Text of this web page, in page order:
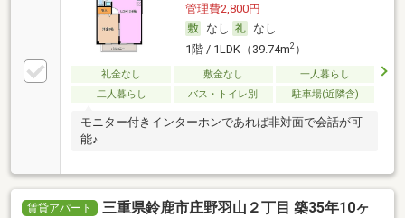
管理費2,800円
なし
なし
1階 / 1LDK（39.74m2）
礼金なし 敷金なし
一人暮らし
二人暮らし
バス・トイレ別 駐車場(近隣含)
モニター付きインターホンであれば非対面で会話が可
能♪
賃貸アパート
三重県鈴鹿市庄野羽山２丁目 築35年10ヶ